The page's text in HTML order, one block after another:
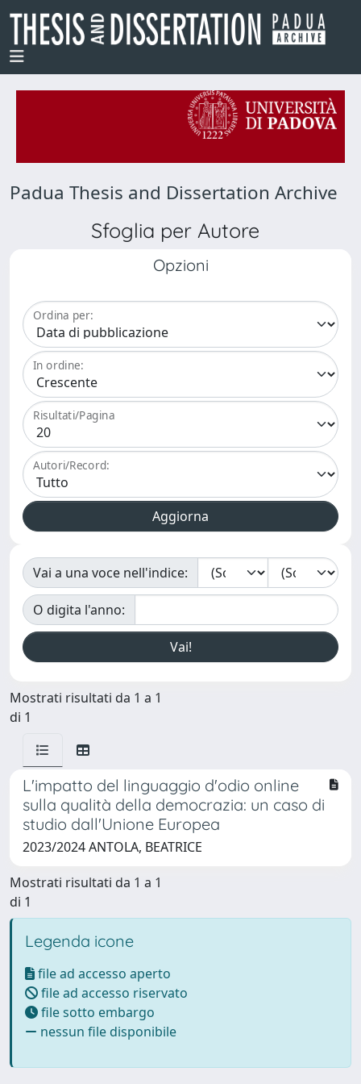
Padua Thesis and Dissertation Archive
Sfoglia per Autore
Opzioni
Ordina per:
In ordine:
Risultati/Pagina
Autori/Record:
Vai a una voce nell'indice:
O digita l'anno:
Mostrati risultati da 1 a 1
di 1
L'impatto del linguaggio d'odio online
sulla qualità della democrazia: un caso di
studio dall'Unione Europea
2023/2024 ANTOLA, BEATRICE
Mostrati risultati da 1 a 1
di 1
Legenda icone
file ad accesso aperto
file ad accesso riservato
file sotto embargo
nessun file disponibile